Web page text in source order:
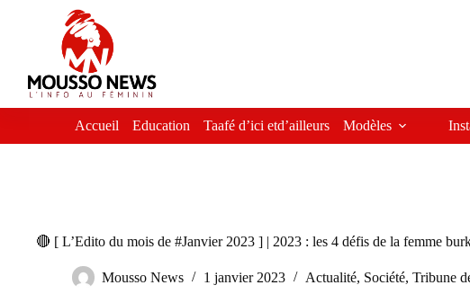
Accueil Education Taafé d’ici etd’ailleurs Modèles
🔴 [ L’Edito du mois de #Janvier 2023 ] | 2023 : les 4 défis de la femme
Mousso News 1 janvier 2023 Actualité, Société, Tribune